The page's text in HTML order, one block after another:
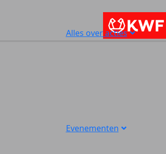
Alles over acties
Evenementen